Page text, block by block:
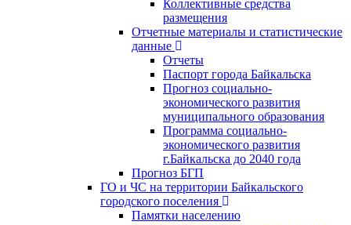
Коллективные средства
размещения
Отчетные материалы и статистические
данные
Отчеты
Паспорт города Байкальска
Прогноз социально-
экономического развития
муниципального образования
Программа социально-
экономического развития
г.Байкальска до 2040 года
Прогноз БГП
ГО и ЧС на территории Байкальского
городского поселения
Памятки населению